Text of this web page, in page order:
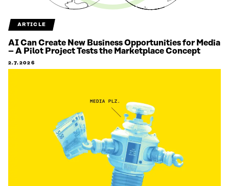
ARTICLE
AI Can Create New Business Opportunities for Media
– A Pilot Project Tests the Marketplace Concept
2.7.2026